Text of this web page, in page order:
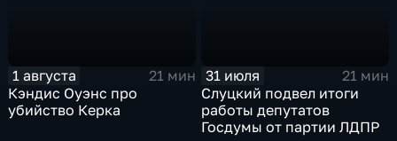
1 августа
21 мин
Кэндис Оуэнс про
убийство Керка
31 июля
21 мин
Слуцкий подвел итоги
работы депутатов
Госдумы от партии ЛДПР